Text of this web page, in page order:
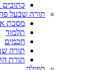
תורה שבעל
מסכת
תלמוד
חכמים
תורה
תורת